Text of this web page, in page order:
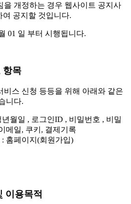
을 개정하는 경우 웹사이트 공지사
공지할 것입니다.
01 일 부터 시행됩니다.
항목
비스 신청 등등을 위해 아래와 같은
니다.
월일 , 로그인ID , 비밀번호 , 비밀
메일, 쿠키, 결제기록
홈페이지(회원가입)
이용목적